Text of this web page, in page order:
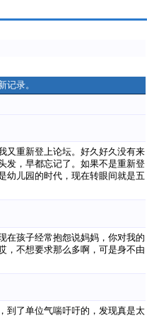
记录。
又重新登上论坛。好久好久没有来
发，早都忘记了。如果不是重新登
幼儿园的时代，现在转眼间就是五
在孩子经常抱怨说妈妈，你对我的
，不想要求那么多啊，可是身不由
到了单位气喘吁吁的，发现真是太